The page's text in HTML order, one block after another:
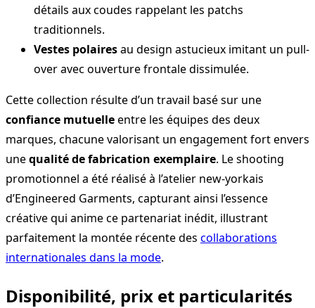
détails aux coudes rappelant les patchs
traditionnels.
Vestes polairesau design astucieux imitant un pull-
over avec ouverture frontale dissimulée.
Cette collection résulte d’un travail basé sur une
confiance mutuelleentre les équipes des deux
marques, chacune valorisant un engagement fort envers
unequalité de fabrication exemplaire. Le shooting
promotionnel a été réalisé à l’atelier new-yorkais
d’Engineered Garments, capturant ainsi l’essence
créative qui anime ce partenariat inédit, illustrant
parfaitement la montée récente des collaborations
internationales dans la mode.
Disponibilité, prix et particularités